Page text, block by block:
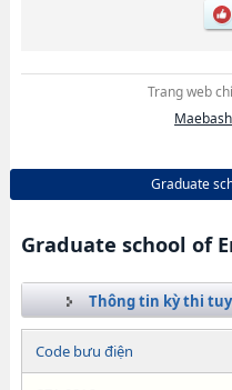
Trang web
Graduate
Graduate school of
Thông tin kỳ thi
Code bưu điện